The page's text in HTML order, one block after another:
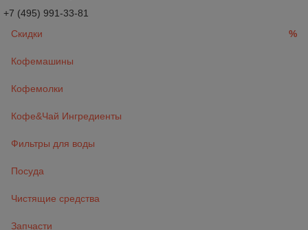
+7 (495) 991-33-81
Скидки
%
Кофемашины
Кофемолки
Кофе&Чай Ингредиенты
Фильтры для воды
Посуда
Чистящие средства
Запчасти